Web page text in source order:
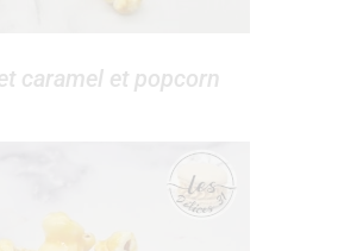
caramel et popcorn